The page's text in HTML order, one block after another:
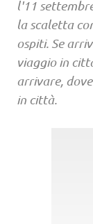
l'11
la scaletta
ospiti. Se
viaggio in
arrivare,
in città.